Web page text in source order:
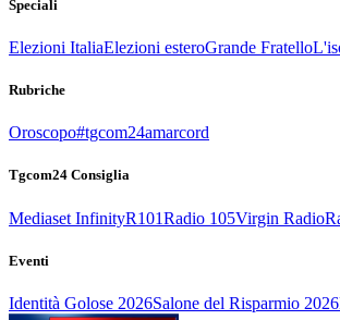
Speciali
Elezioni ItaliaElezioni esteroGrande Fratello
Rubriche
Oroscopo#tgcom24amarcord
Tgcom24 Consiglia
Mediaset InfinityR101Radio 105Virgin Radio
Eventi
Identità Golose 2026Salone del Risparmio 2026